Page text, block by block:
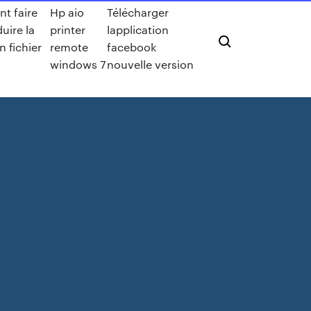
faire
la
fichier
Hp aio
printer
remote
windows 7
Télécharger
lapplication
facebook
nouvelle version